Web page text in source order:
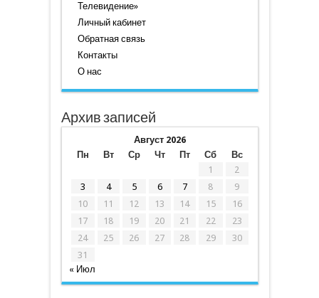
Телевидение»
Личный кабинет
Обратная связь
Контакты
О нас
Архив записей
Август 2026
Пн
Вт Ср Чт Пт Сб
Вс
1
2
3
4 5 6 7 8
9
10
11 12 13 14 15
16
17
18 19 20 21 22
23
24
25 26 27 28 29
30
31
« Июл